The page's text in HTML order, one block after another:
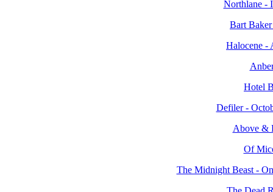
Northlane -
Bart
Halocene -
Hotel
Defiler -
Above &
Of
The Midnight Beast -